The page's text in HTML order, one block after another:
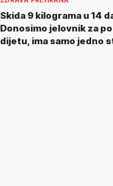
Skida 9 kilograma u 14
Donosimo jelovnik za
dijetu, ima samo jedno